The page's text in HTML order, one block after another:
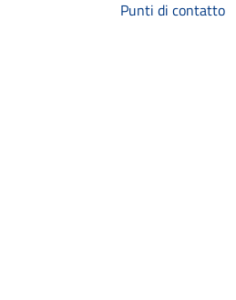
Punti di contatto